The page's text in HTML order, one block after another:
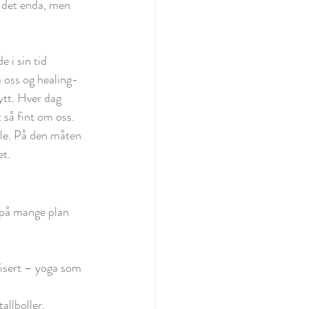
enda, men
i sin tid
og healing-
Hver dag
fint om oss.
På den måten
mange plan
– yoga som